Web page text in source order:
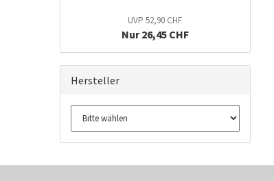
UVP 52,90 CHF
Nur 26,45 CHF
Hersteller